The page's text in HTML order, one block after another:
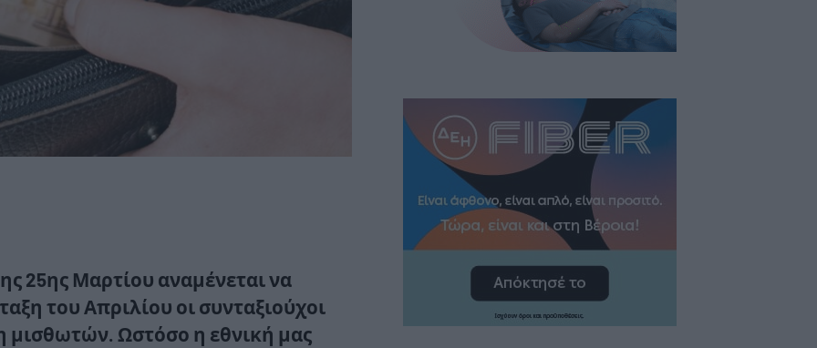
25ης Μαρτίου αναμένεται να
του Απριλίου οι συνταξιούχοι
μισθωτών. Ωστόσο η εθνική μας